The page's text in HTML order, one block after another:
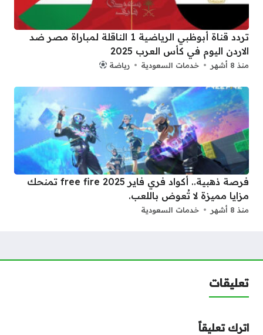
تردد قناة أبوظبي الرياضية 1 الناقلة لمباراة مصر ضد
الاردن اليوم في كأس العرب 2025
منذ 8 أشهر خدمات السعودية رياضة
فرصة ذهبية.. أكواد فري فاير 2025 free fire تمنحك
مزايا مميزة لا تُعوض باللعب.
منذ 8 أشهر خدمات السعودية
تعليقات
اترك تعليقاً